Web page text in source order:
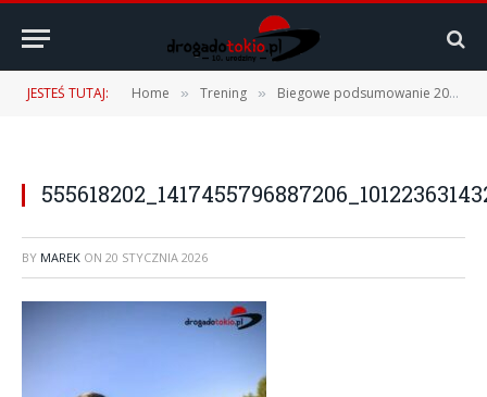
JESTEŚ TUTAJ: Home » Trening » Biegowe podsumowanie 2025 r.
BY MAREK ON 20 STYCZNIA 2026